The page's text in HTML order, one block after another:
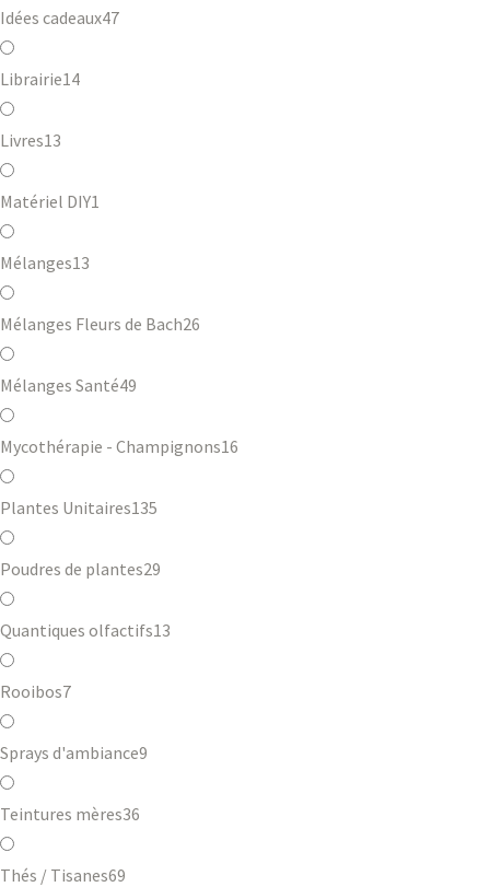
Idées cadeaux47
Librairie14
Livres13
Matériel DIY1
Mélanges13
Mélanges Fleurs de Bach26
Mélanges Santé49
Mycothérapie - Champignons16
Plantes Unitaires135
Poudres de plantes29
Quantiques olfactifs13
Rooibos7
Sprays d'ambiance9
Teintures mères36
Thés / Tisanes69